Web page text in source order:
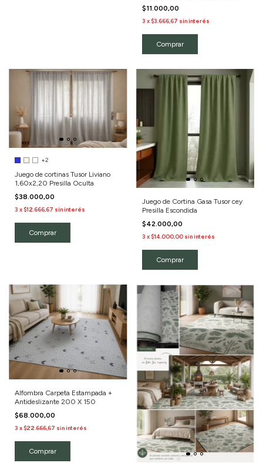
$11.000,00
3 x$3.666,67 sin interés
Comprar
+2
Juego de cortinas Tusor Liviano
1,60x2,20 Presilla Oculta
$38.000,00
3 x$12.666,67 sin interés
Comprar
Juego de Cortina Gasa Tusor cey
Presilla Escondida
$42.000,00
3 x$14.000,00 sin interés
Comprar
Alfombra Carpeta Estampada +
Antideslizante 200 X 150
$68.000,00
3 x$22.666,67 sin interés
Comprar